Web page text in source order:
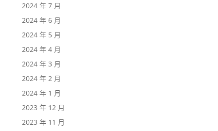
2024 年 7 月
2024 年 6 月
2024 年 5 月
2024 年 4 月
2024 年 3 月
2024 年 2 月
2024 年 1 月
2023 年 12 月
2023 年 11 月